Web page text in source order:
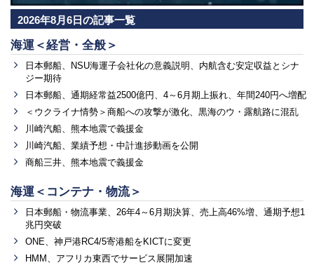
2026年8月6日の記事一覧
海運＜経営・全般＞
日本郵船、NSU海運子会社化の意義説明、内航含む安定収益とシナ
ジー期待
日本郵船、通期経常益2500億円、4～6月期上振れ、年間240円へ増配
＜ウクライナ情勢＞商船への攻撃が激化、黒海のウ・露航路に混乱
川崎汽船、熊本地震で義援金
川崎汽船、業績予想・中計進捗動画を公開
商船三井、熊本地震で義援金
海運＜コンテナ・物流＞
日本郵船・物流事業、26年4～6月期決算、売上高46%増、通期予想1
兆円突破
ONE、神戸港RC4/5寄港船をKICTに変更
HMM、アフリカ東西でサービス展開加速